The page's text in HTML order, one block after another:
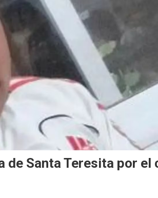
de Santa Teresita por el